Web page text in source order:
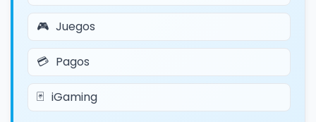
Juegos
Pagos
iGaming